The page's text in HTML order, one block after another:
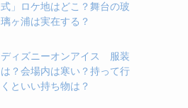
式」ロケ地はどこ？舞台の玻
璃ヶ浦は実在する？
ディズニーオンアイス 服装
は？会場内は寒い？持って行
くといい持ち物は？